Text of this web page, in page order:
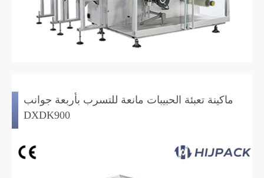
ماكينة تعبئة الحبيبات مانعة للتسرب بأربعة جوانب
DXDK900